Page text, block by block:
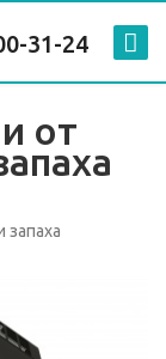
31-24
от
запаха